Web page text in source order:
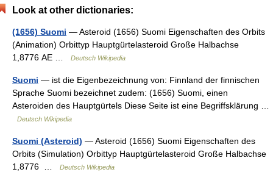
Look at other dictionaries:
(1656) Suomi — Asteroid (1656) Suomi Eigenschaften des Orbits
(Animation) Orbittyp Hauptgürtelasteroid Große Halbachse
1,8776 AE …
Deutsch Wikipedia
Suomi — ist die Eigenbezeichnung von: Finnland der finnischen
Sprache Suomi bezeichnet zudem: (1656) Suomi, einen
Asteroiden des Hauptgürtels Diese Seite ist eine Begriffsklärung …
Deutsch Wikipedia
Suomi (Asteroid) — Asteroid (1656) Suomi Eigenschaften des
Orbits (Simulation) Orbittyp Hauptgürtelasteroid Große Halbachse
1,8776 …
Deutsch Wikipedia